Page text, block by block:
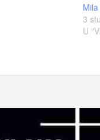
3
U